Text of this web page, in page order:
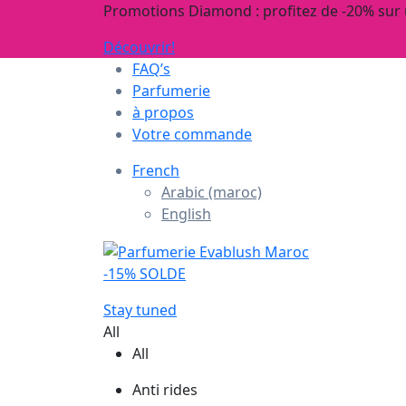
Promotions Diamond : profitez de -20%
Découvrir!
FAQ’s
Parfumerie
à propos
Votre commande
French
Arabic (maroc)
English
-15% SOLDE
Stay tuned
All
All
Anti rides